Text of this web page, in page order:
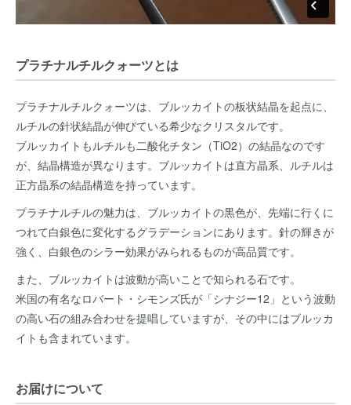
プラチナルチルクォーツとは
プラチナルチルクォーツは、ブルッカイトの板状結晶を起点に、
ルチルの針状結晶が伸びている希少なクリスタルです。
ブルッカイトもルチルも二酸化チタン（TiO2）の結晶なのです
が、結晶構造が異なります。ブルッカイトは直方晶系、ルチルは
正方晶系の結晶構造を持っています。
プラチナルチルの魅力は、ブルッカイトの黒色が、先端に行くに
つれて白銀色に変化するグラデーションにあります。針の輝きが
強く、白銀色のシラー効果がみられるものが高品質です。
また、ブルッカイトは波動が高いことで知られる石です。
米国の有名なロバート・シモンズ氏が「シナジー12」という波動
の高い石の組み合わせを提唱していますが、その中にはブルッカ
イトも含まれています。
お届けについて